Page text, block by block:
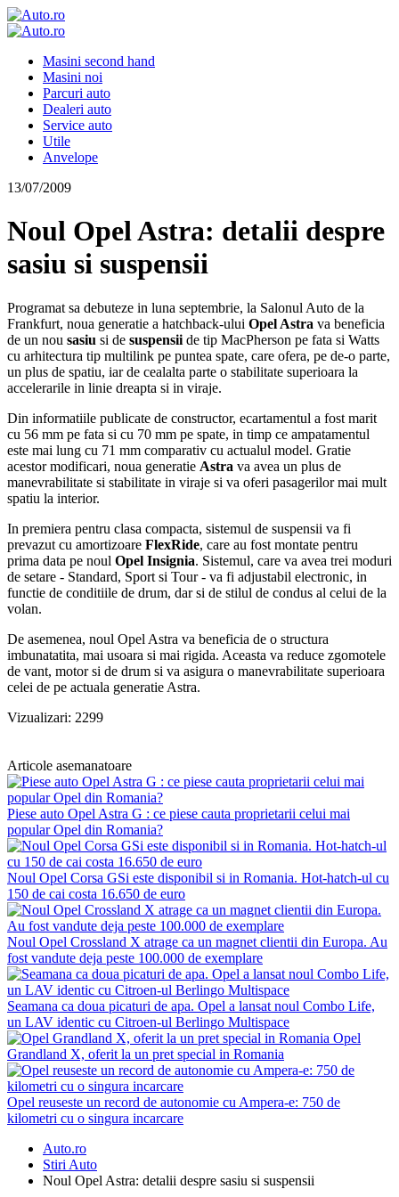
Masini second hand
Masini noi
Parcuri auto
Dealeri auto
Service auto
Utile
Anvelope
13/07/2009
Noul Opel Astra: detalii despre
sasiu si suspensii
Programat sa debuteze in luna septembrie, la Salonul Auto de la
Frankfurt, noua generatie a hatchback-ului Opel Astra va beneficia
de un nou sasiu si de suspensii de tip MacPherson pe fata si Watts
cu arhitectura tip multilink pe puntea spate, care ofera, pe de-o parte,
un plus de spatiu, iar de cealalta parte o stabilitate superioara la
accelerarile in linie dreapta si in viraje.
Din informatiile publicate de constructor, ecartamentul a fost marit
cu 56 mm pe fata si cu 70 mm pe spate, in timp ce ampatamentul
este mai lung cu 71 mm comparativ cu actualul model. Gratie
acestor modificari, noua generatie Astra va avea un plus de
manevrabilitate si stabilitate in viraje si va oferi pasagerilor mai mult
spatiu la interior.
In premiera pentru clasa compacta, sistemul de suspensii va fi
prevazut cu amortizoare FlexRide, care au fost montate pentru
prima data pe noul Opel Insignia. Sistemul, care va avea trei moduri
de setare - Standard, Sport si Tour - va fi adjustabil electronic, in
functie de conditiile de drum, dar si de stilul de condus al celui de la
volan.
De asemenea, noul Opel Astra va beneficia de o structura
imbunatatita, mai usoara si mai rigida. Aceasta va reduce zgomotele
de vant, motor si de drum si va asigura o manevrabilitate superioara
celei de pe actuala generatie Astra.
Vizualizari: 2299
Articole asemanatoare
Piese auto Opel Astra G : ce piese cauta proprietarii celui mai
popular Opel din Romania?
Noul Opel Corsa GSi este disponibil si in Romania. Hot-hatch-ul cu
150 de cai costa 16.650 de euro
Noul Opel Crossland X atrage ca un magnet clientii din Europa. Au
fost vandute deja peste 100.000 de exemplare
Seamana ca doua picaturi de apa. Opel a lansat noul Combo Life,
un LAV identic cu Citroen-ul Berlingo Multispace
Opel
Grandland X, oferit la un pret special in Romania
Opel reuseste un record de autonomie cu Ampera-e: 750 de
kilometri cu o singura incarcare
Auto.ro
Stiri Auto
Noul Opel Astra: detalii despre sasiu si suspensii